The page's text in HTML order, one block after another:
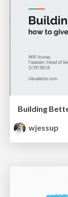
wjessup